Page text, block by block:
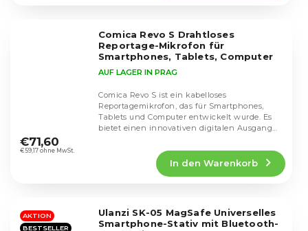
Comica Revo S Drahtloses
Reportage-Mikrofon für
Smartphones, Tablets, Computer
durchschnittliche
Produktbewertung
Sternen.
AUF LAGER IN PRAG
€59,17 ohne MwSt.
€71,60
In den Warenkorb
Comica Revo S ist ein kabelloses
Reportagemikrofon, das für Smartphones,
Tablets und Computer entwickelt wurde. Es
bietet einen innovativen digitalen Ausgang
AKTION
BESTSELLER
Ulanzi SK-05 MagSafe Universelles
Smartphone-Stativ mit Bluetooth-